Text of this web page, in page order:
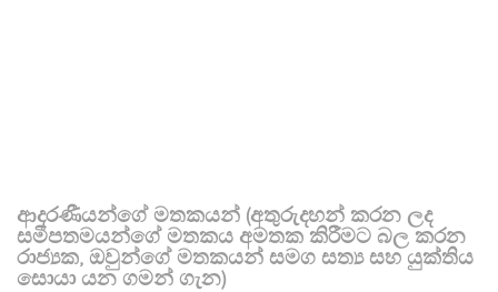
ආදරණීයන්ගේ මතකයන් (අතුරුදහන් කරන ලද
සමීපතමයන්ගේ මතකය අමතක කිරීමට බල කරන
රාජ්‍යක, ඔවුන්ගේ මතකයන් සමග සත්‍ය සහ යුක්තිය
සොයා යන ගමන් ගැන)